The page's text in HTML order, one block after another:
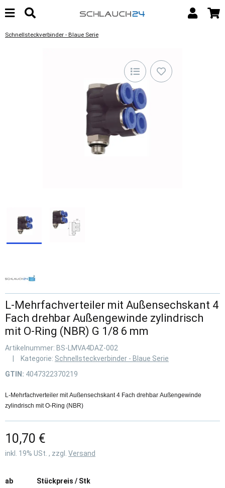
Schnellsteckverbinder - Blaue Serie
L-Mehrfachverteiler mit Außensechskant 4
Fach drehbar Außengewinde zylindrisch
mit O-Ring (NBR) G 1/8 6 mm
Artikelnummer: BS-LMVA4DAZ-002
Kategorie: Schnellsteckverbinder - Blaue Serie
GTIN: 4047322370219
L-Mehrfachverteiler mit Außensechskant 4 Fach drehbar Außengewinde
zylindrisch mit O-Ring (NBR)
10,70 €
inkl. 19% USt. , zzgl. Versand
ab
Stückpreis / Stk